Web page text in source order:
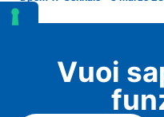
Vuoi